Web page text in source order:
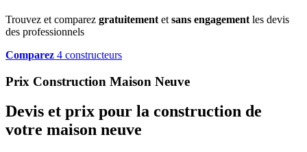
Trouvez et comparez gratuitement et sans engagement les devis
des professionnels
Comparez 4 constructeurs
Prix Construction Maison Neuve
Devis et prix pour la construction de
votre maison neuve